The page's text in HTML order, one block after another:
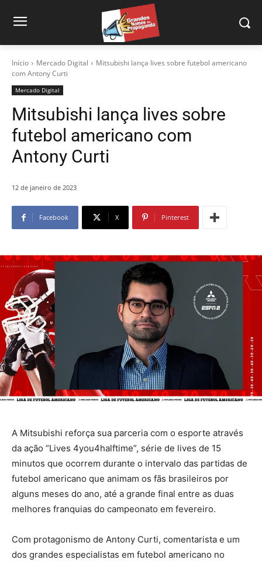
Início Mercado Digital
Mitsubishi lança lives sobre futebol americano
com Antony Curti
Mercado Digital
Mitsubishi lança lives sobre
futebol americano com
Antony Curti
12 de janeiro de 2023
Facebook X Pinterest
A Mitsubishi reforça sua parceria com o esporte através
da ação “Lives 4you4halftime”, série de lives de 15
minutos que ocorrem durante o intervalo das partidas de
futebol americano que animam os fãs brasileiros por
alguns meses do ano, até a grande final entre as duas
melhores franquias do campeonato em fevereiro.
Com protagonismo de Antony Curti, comentarista e um
dos grandes especialistas em futebol americano no